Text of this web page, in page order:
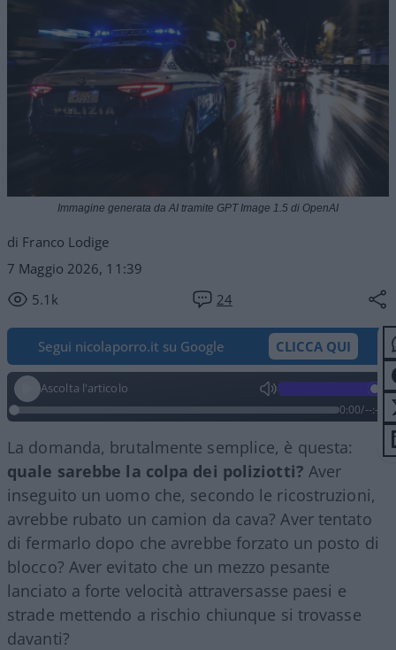
di Franco Lodige
7 Maggio 2026, 11:39
5.1k
24
Immagine generata da AI tramite GPT Image 1.5 di OpenAI
Segui nicolaporro.it su Google CLICCA QUI
Ascolta l'articolo
0:00/--:--
La domanda, brutalmente semplice, è questa:
quale sarebbe la colpa dei poliziotti? Aver
inseguito un uomo che, secondo le ricostruzioni,
avrebbe rubato un camion da cava? Aver tentato
di fermarlo dopo che avrebbe forzato un posto di
blocco? Aver evitato che un mezzo pesante
lanciato a forte velocità attraversasse paesi e
strade mettendo a rischio chiunque si trovasse
davanti?